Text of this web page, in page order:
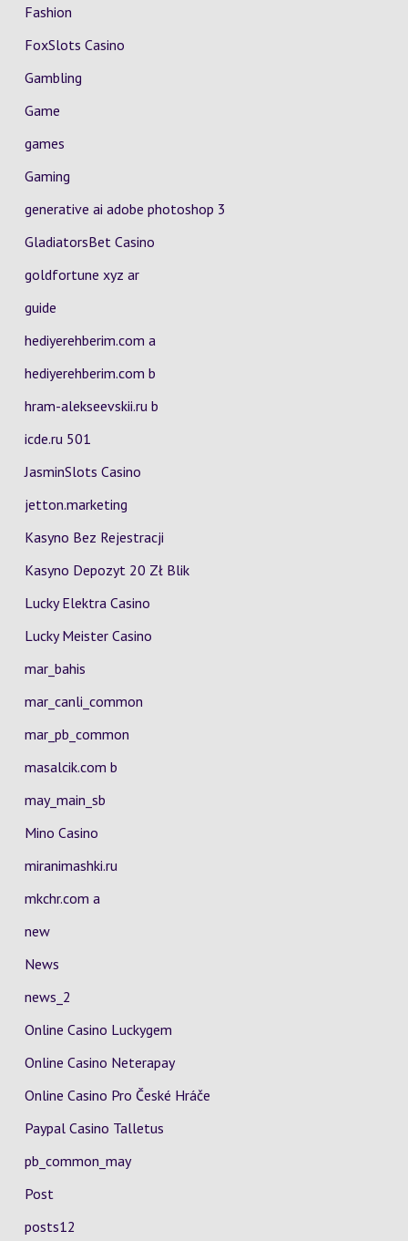
Fashion
FoxSlots Casino
Gambling
Game
games
Gaming
generative ai adobe photoshop 3
GladiatorsBet Casino
goldfortune xyz ar
guide
hediyerehberim.com a
hediyerehberim.com b
hram-alekseevskii.ru b
icde.ru 501
JasminSlots Casino
jetton.marketing
Kasyno Bez Rejestracji
Kasyno Depozyt 20 Zł Blik
Lucky Elektra Casino
Lucky Meister Casino
mar_bahis
mar_canli_common
mar_pb_common
masalcik.com b
may_main_sb
Mino Casino
miranimashki.ru
mkchr.com a
new
News
news_2
Online Casino Luckygem
Online Casino Neterapay
Online Casino Pro České Hráče
Paypal Casino Talletus
pb_common_may
Post
posts12